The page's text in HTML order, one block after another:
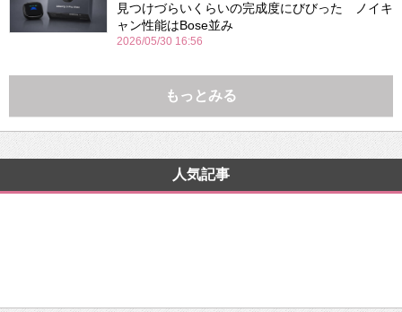
見つけづらいくらいの完成度にびびった ノイキ
ャン性能はBose並み
2026/05/30 16:56
もっとみる
人気記事